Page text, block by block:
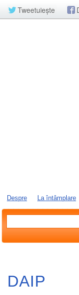
Tweetuiește
Despre La întâmplare
DAIP